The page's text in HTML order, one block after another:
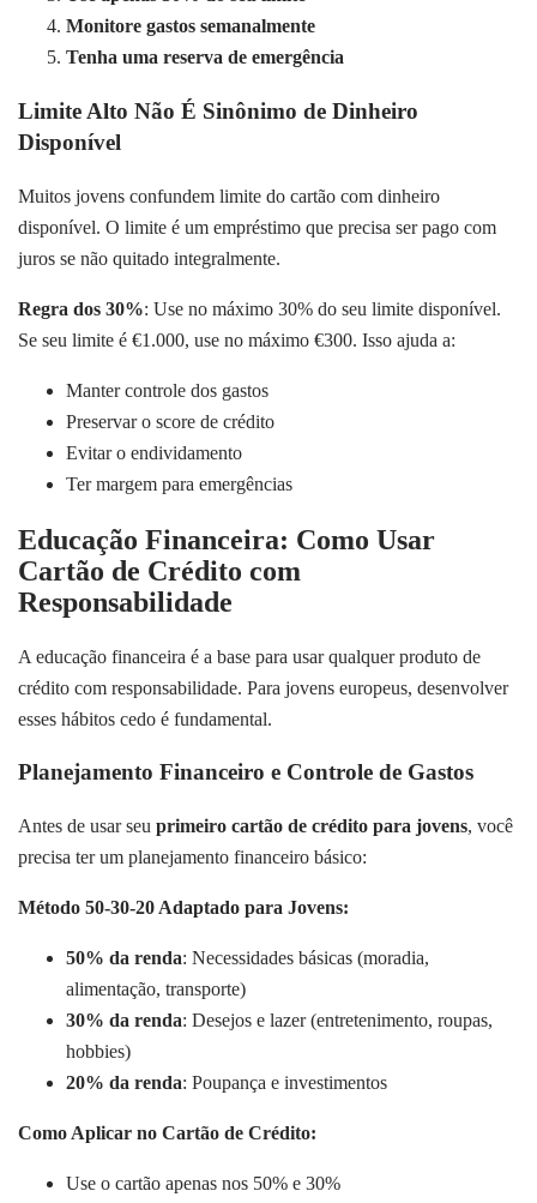
Monitore gastos semanalmente
Tenha uma reserva de emergência
Limite Alto Não É Sinônimo de Dinheiro
Disponível
Muitos jovens confundem limite do cartão com dinheiro
disponível. O limite é um empréstimo que precisa ser pago com
juros se não quitado integralmente.
Regra dos 30%: Use no máximo 30% do seu limite disponível.
Se seu limite é €1.000, use no máximo €300. Isso ajuda a:
Manter controle dos gastos
Preservar o score de crédito
Evitar o endividamento
Ter margem para emergências
Educação Financeira: Como Usar
Cartão de Crédito com
Responsabilidade
A educação financeira é a base para usar qualquer produto de
crédito com responsabilidade. Para jovens europeus, desenvolver
esses hábitos cedo é fundamental.
Planejamento Financeiro e Controle de Gastos
Antes de usar seu primeiro cartão de crédito para jovens, você
precisa ter um planejamento financeiro básico:
Método 50-30-20 Adaptado para Jovens:
50% da renda: Necessidades básicas (moradia,
alimentação, transporte)
30% da renda: Desejos e lazer (entretenimento, roupas,
hobbies)
20% da renda: Poupança e investimentos
Como Aplicar no Cartão de Crédito:
Use o cartão apenas nos 50% e 30%